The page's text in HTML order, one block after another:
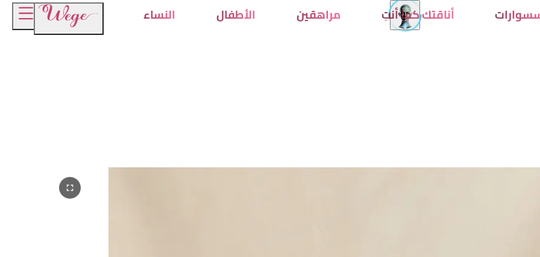
النساء الأطفال مراهقين أناقتك كما أنتِ